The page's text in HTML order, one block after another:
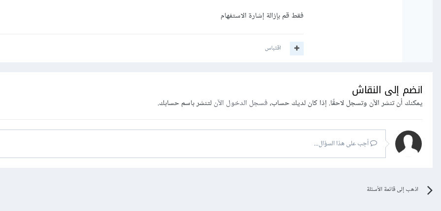
فقط قم بإزالة إشارة الاستفهام
اقتباس
انضم إلى النقاش
يمكنك أن تنشر الآن وتسجل لاحقًا. إذا كان لديك حساب،فسجل الدخول الآنلتنشر باسم حسابك.
أجب على هذا السؤال...
اذهب إلى قائمة الأسئلة